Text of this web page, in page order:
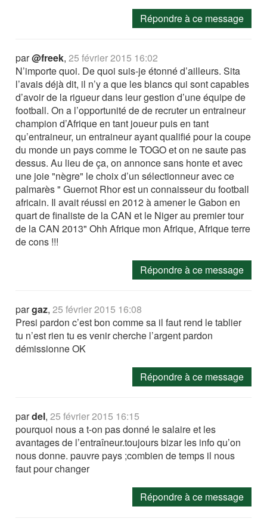
Répondre à ce message
par@freek,25 février 2015 16:02
N’importe quoi. De quoi suis-je étonné d’ailleurs. Sita
l’avais déjà dit, il n’y a que les blancs qui sont capables
d’avoir de la rigueur dans leur gestion d’une équipe de
football. On a l’opportunité de de recruter un entraineur
champion d’Afrique en tant joueur puis en tant
qu’entraineur, un entraineur ayant qualifié pour la coupe
du monde un pays comme le TOGO et on ne saute pas
dessus. Au lieu de ça, on annonce sans honte et avec
une joie "nègre" le choix d’un sélectionneur avec ce
palmarès " Guernot Rhor est un connaisseur du football
africain. Il avait réussi en 2012 à amener le Gabon en
quart de finaliste de la CAN et le Niger au premier tour
de la CAN 2013" Ohh Afrique mon Afrique, Afrique terre
de cons !!!
Répondre à ce message
pargaz,25 février 2015 16:08
Presi pardon c’est bon comme sa il faut rend le tablier
tu n’est rien tu es venir cherche l’argent pardon
démissionne OK
Répondre à ce message
pardel,25 février 2015 16:15
pourquoi nous a t-on pas donné le salaire et les
avantages de l’entraîneur.toujours bizar les info qu’on
nous donne. pauvre pays ;combien de temps il nous
faut pour changer
Répondre à ce message